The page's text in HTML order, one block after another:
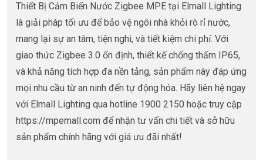
Thiết Bị Cảm Biến Nước Zigbee MPE tại Elmall Lighting
là giải pháp tối ưu để bảo vệ ngôi nhà khỏi rò rỉ nước,
mang lại sự an tâm, tiện nghi, và tiết kiệm chi phí. Với
giao thức Zigbee 3.0 ổn định, thiết kế chống thấm IP65,
và khả năng tích hợp đa nền tảng, sản phẩm này đáp ứng
mọi nhu cầu từ an ninh đến tự động hóa. Hãy liên hệ ngay
với Elmall Lighting qua hotline 1900 2150 hoặc truy cập
https://mpemall.com để nhận tư vấn chi tiết và sở hữu
sản phẩm chính hãng với giá ưu đãi nhất!